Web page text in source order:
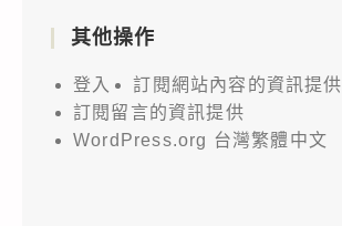
其他操作
登入
訂閱網站內容的資訊提供
訂閱留言的資訊提供
WordPress.org 台灣繁體中文